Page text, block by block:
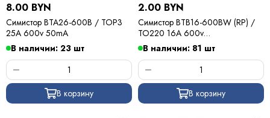
8.00 BYN
Симистор BTA26-600B / TOP3
25A 600v 50mA
В наличии: 23 шт
В корзину
2.00 BYN
Симистор BTB16-600BW (RP) /
TO220 16A 600v
50mA(бесснаберный)
В наличии: 81 шт
В корзину